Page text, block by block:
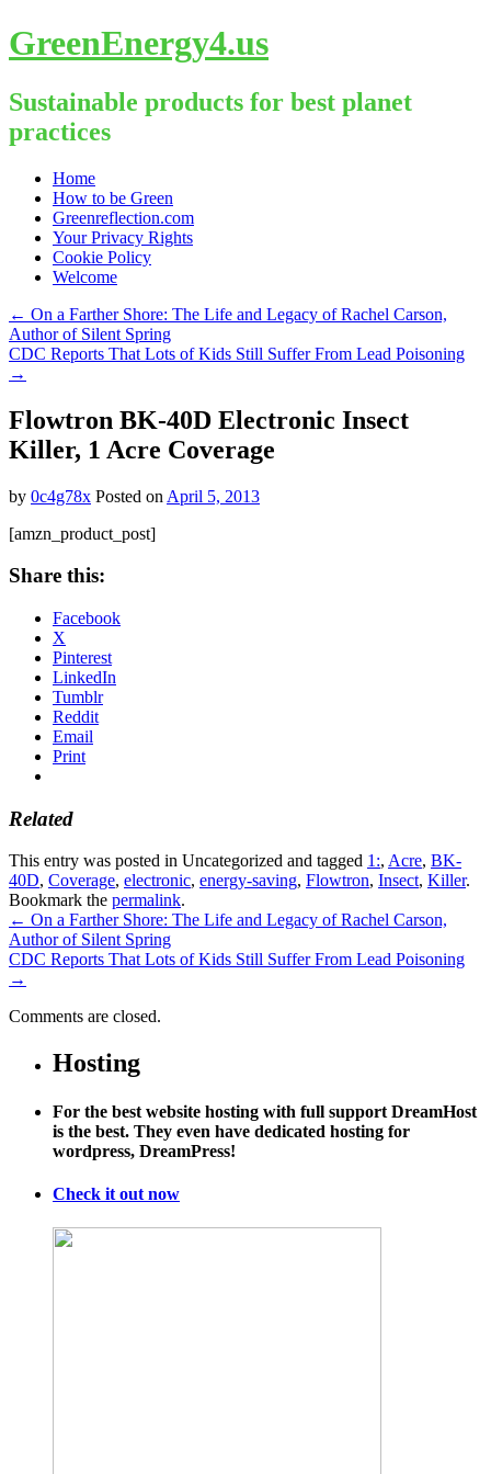
GreenEnergy4.us
Sustainable products for best planet
practices
Skip
content
Home
How to be Green
Greenreflection.com
Your Privacy Rights
Cookie Policy
Welcome
← On a Farther Shore: The Life and Legacy of Rachel Carson,
Author of Silent Spring
CDC Reports That Lots of Kids Still Suffer From Lead Poisoning
→
Flowtron BK-40D Electronic Insect
Killer, 1 Acre Coverage
by 0c4g78x Posted on April 5, 2013
[amzn_product_post]
Share this:
Facebook
X
Pinterest
LinkedIn
Tumblr
Reddit
Email
Print
Related
This entry was posted in Uncategorized and tagged 1:, Acre, BK-
40D, Coverage, electronic, energy-saving, Flowtron, Insect, Killer.
Bookmark the permalink.
← On a Farther Shore: The Life and Legacy of Rachel Carson,
Author of Silent Spring
CDC Reports That Lots of Kids Still Suffer From Lead Poisoning
→
Comments are closed.
Hosting
For the best website hosting with full support DreamHost
is the best. They even have dedicated hosting for
wordpress, DreamPress!
Check it out now